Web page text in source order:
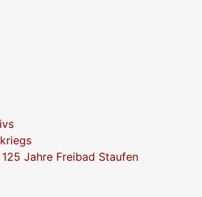
Jahre Freibad Staufen